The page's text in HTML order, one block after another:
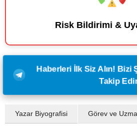
Risk Bildirimi &
Haberleri İlk Siz Alın! Bizi
Takip
Yazar Biyografisi Görev ve